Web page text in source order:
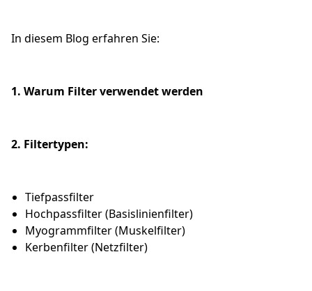
In diesem Blog erfahren Sie:
1. Warum Filter verwendet werden
2. Filtertypen:
Tiefpassfilter
Hochpassfilter (Basislinienfilter)
Myogrammfilter (Muskelfilter)
Kerbenfilter (Netzfilter)